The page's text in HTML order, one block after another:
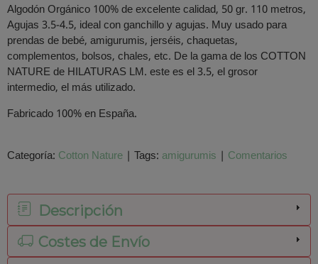
Algodón Orgánico 100% de excelente calidad, 50 gr. 110 metros,
Agujas 3.5-4.5, ideal con ganchillo y agujas. Muy usado para
prendas de bebé, amigurumis, jerséis, chaquetas,
complementos, bolsos, chales, etc. De la gama de los COTTON
NATURE de HILATURAS LM. este es el 3.5, el grosor
intermedio, el más utilizado.
Fabricado 100% en España.
Categoría: Cotton Nature | Tags: amigurumis | Comentarios
Descripción
Costes de Envío